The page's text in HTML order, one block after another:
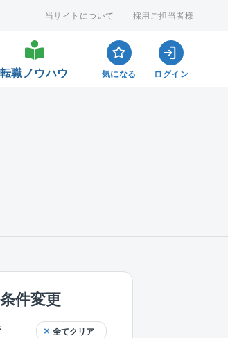
当サイトについて 採用ご担当者様
転職ノウハウ 気になる ログイン
件変更
全てクリア